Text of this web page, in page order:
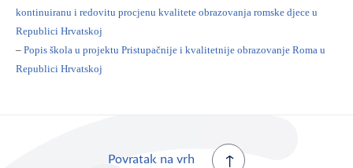
kontinuiranu i redovitu procjenu kvalitete obrazovanja romske djece u
Republici Hrvatskoj
– Popis škola u projektu Pristupačnije i kvalitetnije obrazovanje Roma u
Republici Hrvatskoj
Povratak na vrh